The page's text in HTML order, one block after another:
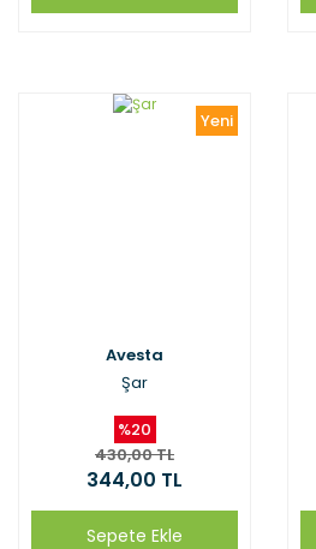
Yeni
Avesta
Şar
%20
430,00 TL
344,00 TL
Sepete Ekle